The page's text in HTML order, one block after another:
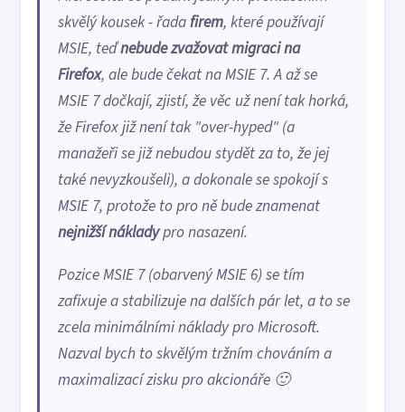
skvělý kousek - řadafirem, které používají
MSIE, teďnebude zvažovat migraci na
Firefox, ale bude čekat na MSIE 7. A až se
MSIE 7 dočkají, zjistí, že věc už není tak horká,
že Firefox již není tak "over-hyped" (a
manažeři se již nebudou stydět za to, že jej
také nevyzkoušeli), a dokonale se spokojí s
MSIE 7, protože to pro ně bude znamenat
nejnižší nákladypro nasazení.
Pozice MSIE 7 (obarvený MSIE 6) se tím
zafixuje a stabilizuje na dalších pár let, a to se
zcela minimálními náklady pro Microsoft.
Nazval bych to skvělým tržním chováním a
maximalizací zisku pro akcionáře 🙂